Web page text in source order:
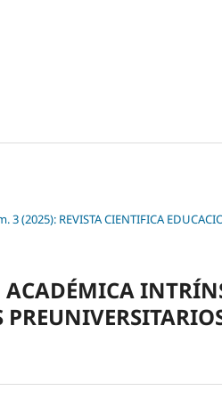
3 (2025): REVISTA CIENTIFICA